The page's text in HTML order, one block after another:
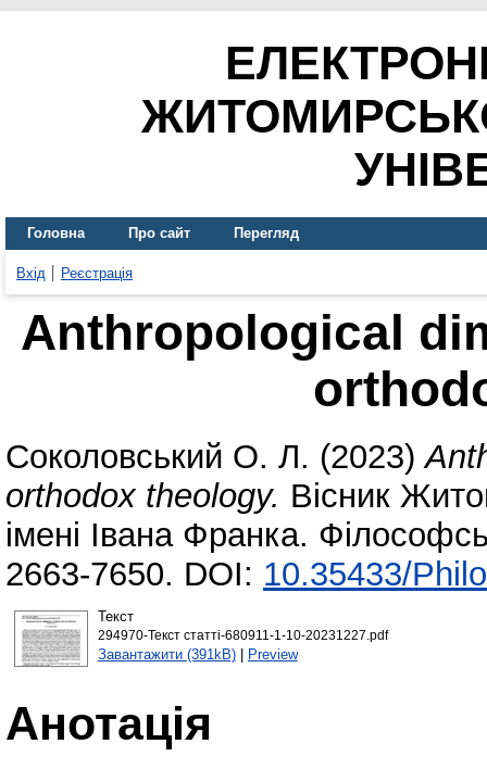
Головна Про сайт Перегляд
Вхід Реєстрація
Anthropological
Соколовський О. Л. (2023)
orthodox theology. Вісник
імені Івана Франка.
2663-7650. DOI: 10.35433/
Текст
294970-Текст статті-680911-1-10-20231227.pdf
Завантажити (391kB)| Preview
Анотація